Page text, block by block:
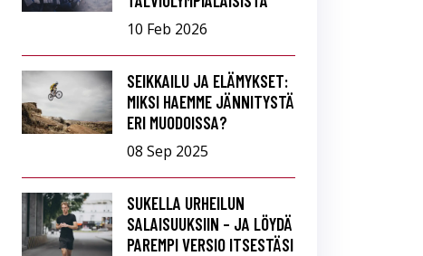
10 Feb 2026
SEIKKAILU JA ELÄMYKSET:
MIKSI HAEMME JÄNNITYSTÄ
ERI MUODOISSA?
08 Sep 2025
SUKELLA URHEILUN
SALAISUUKSIIN – JA LÖYDÄ
PAREMPI VERSIO ITSESTÄSI